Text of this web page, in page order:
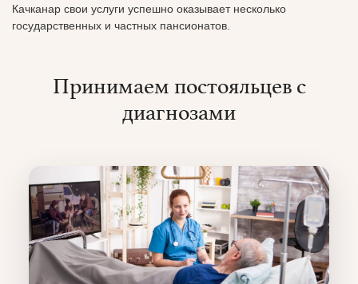
Качканар свои услуги успешно оказывает несколько
государственных и частных пансионатов.
Принимаем постояльцев с
диагнозами